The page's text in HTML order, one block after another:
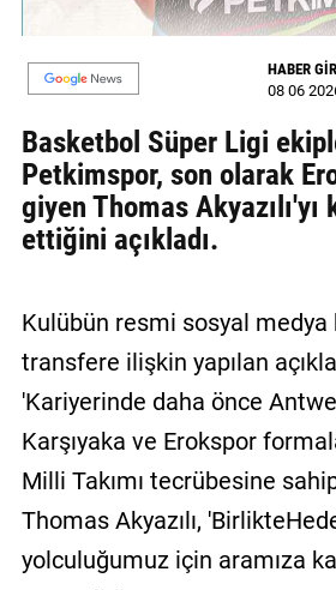
Künye
Gizlilik
Politikası
HABER
08 06
Basketbol Süper Ligi
Petkimspor, son olarak
giyen Thomas Akyazılı'yı
ettiğini açıkladı.
Kulübün resmi sosyal medya
transfere ilişkin yapılan
'Kariyerinde daha önce
Karşıyaka ve Erokspor
Milli Takımı tecrübesine
Thomas Akyazılı,
yolculuğumuz için aramıza